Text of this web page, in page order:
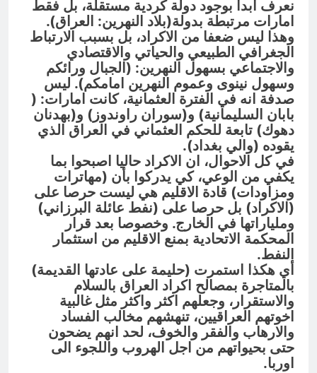
نعرف ابدا بوجود دولة كردية مستقلة، بل فقط
امارات مرتبطة بدولة(بلاد النهرين: العراق).
وهذا ليس ضعفا من الاكراد، بل بسبب الارتباط
الجغرافي الطبيعي والحياتي والاقتصادي
والاجتماعي بسهول النهرين: (الجبال ورائكم
وسهول نينوى وعموم النهرين امامكم). ليس
صدفة انه في الفترة العثمانية، كانت امارات: (
بابان السليمانية) و(سوران راوندوز) و(بهدنان
دهوك) تابعة للحكم العثماني في العراق الذي
يقوده (والي بغداد).
في كل الاحوال، ان الاكراد حاليا اصبحوا بما
يكفي من الوعي، كي يدركوا بأن (مهاترات
ومزاودات) قادة الاقليم هي ليست حرصا على
(الاكراد) بل حرصا على (نفط عائلة البرزاني)
وملياراتها في الخارج. وخصوصا بعد قرار
المحكمة اﻻتحادية بمنع اﻻقليم من استثمار
النفط.
أي هكذا استمرت (حليمة على عادتها القديمة)
بالمتاجرة بمصالح اكراد العراق بالسلام
والاستقرار، وجعلهم اكثر واكثر مثل غالبية
اخوتهم العراقيين، تنهشهم مخالب الفساد
والارهاب والفقر والخوف، لحد انهم يضحون
حتى بحيواتهم من اجل الهروب واللجوء الى
اوربا.